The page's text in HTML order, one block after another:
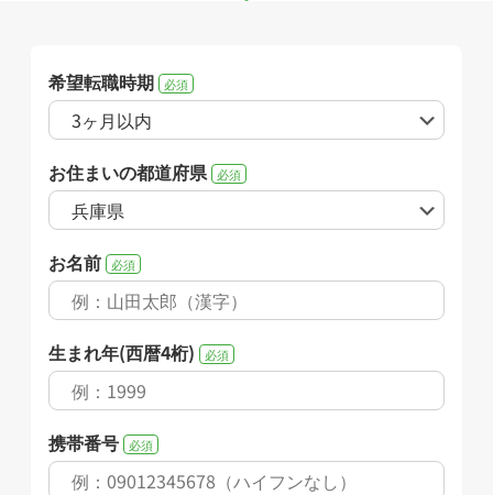
希望転職時期 必須
お住まいの都道府県 必須
お名前 必須
生まれ年(西暦4桁) 必須
携帯番号 必須